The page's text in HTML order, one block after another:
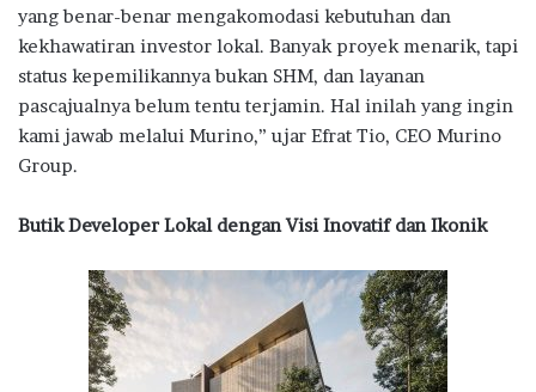
yang benar-benar mengakomodasi kebutuhan dan
kekhawatiran investor lokal. Banyak proyek menarik, tapi
status kepemilikannya bukan SHM, dan layanan
pascajualnya belum tentu terjamin. Hal inilah yang ingin
kami jawab melalui Murino,” ujar Efrat Tio, CEO Murino
Group.
Butik Developer Lokal dengan Visi Inovatif dan Ikonik